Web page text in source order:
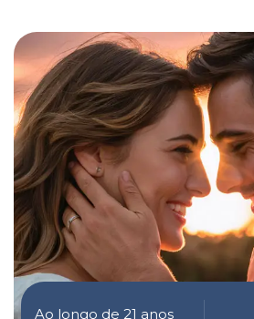
Ao longo de 21 anos